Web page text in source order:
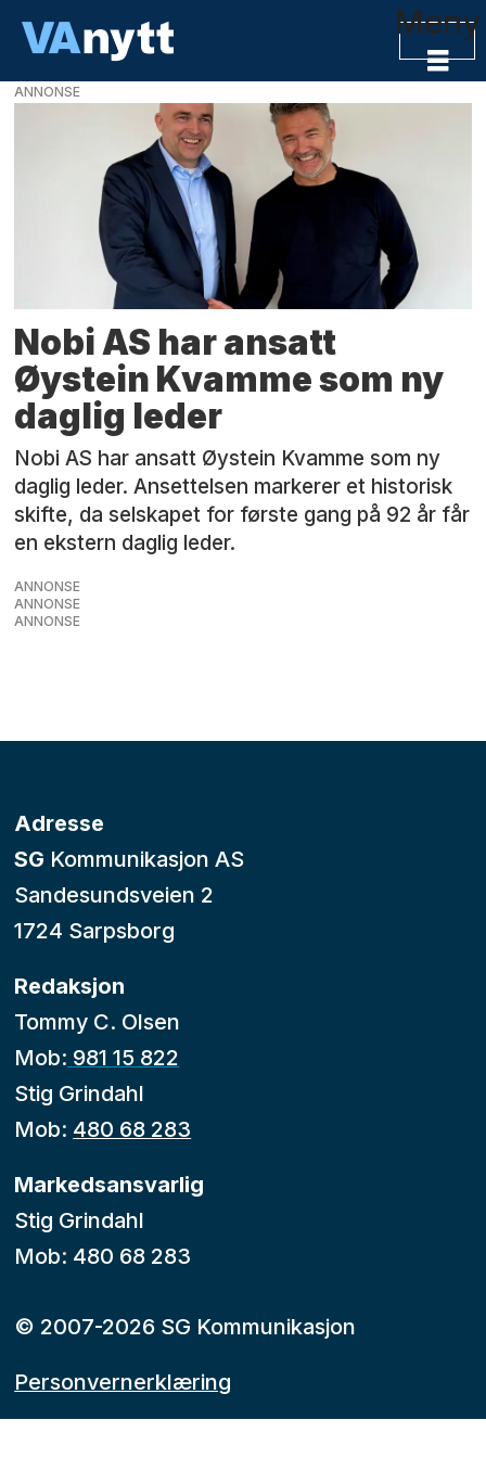
Meny
daglig
leder
ANNONSE
Nobi AS har ansatt
Øystein Kvamme som ny
daglig leder
Nobi AS har ansatt Øystein Kvamme som ny
daglig leder. Ansettelsen markerer et historisk
skifte, da selskapet for første gang på 92 år får
en ekstern daglig leder.
ANNONSE
ANNONSE
ANNONSE
Adresse
SG Kommunikasjon AS
Sandesundsveien 2
1724 Sarpsborg
Redaksjon
Tommy C. Olsen
Mob: 981 15 822
Stig Grindahl
Mob: 480 68 283
Markedsansvarlig
Stig Grindahl
Mob: 480 68 283
© 2007-2026 SG Kommunikasjon
Personvernerklæring